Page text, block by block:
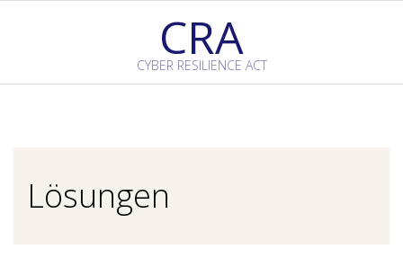
CRA
CYBER RESILIENCE ACT
Lösungen